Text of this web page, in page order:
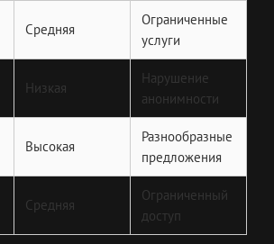
Средняя
Ограниченные
услуги
Низкая
Нарушение
анонимности
Высокая
Разнообразные
предложения
Средняя
Ограниченный
доступ